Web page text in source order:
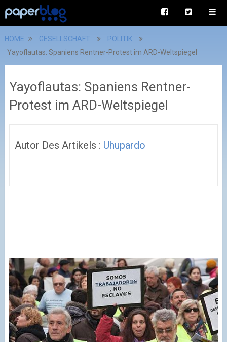
HOME GESELLSCHAFT
POLITIK
Yayoflautas: Spaniens Rentner-Protest im ARD-Weltspiegel
Yayoflautas: Spaniens Rentner-
Protest im ARD-Weltspiegel
Autor Des Artikels : Uhupardo